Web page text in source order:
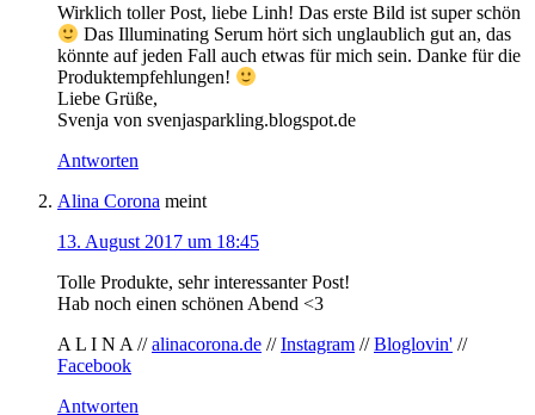
Wirklich toller Post, liebe Linh! Das erste Bild ist super schön
Das Illuminating Serum hört sich unglaublich gut an, das
könnte auf jeden Fall auch etwas für mich sein. Danke für die
Produktempfehlungen!
Liebe Grüße,
Svenja von svenjasparkling.blogspot.de
Antworten
Alina Corona meint
13. August 2017 um 18:45
Tolle Produkte, sehr interessanter Post!
Hab noch einen schönen Abend <3
A L I N A //alinacorona.de //Instagram //Bloglovin' //
Facebook
Antworten